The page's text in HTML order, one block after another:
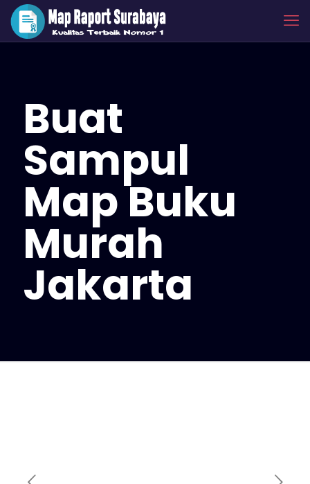
Buat
Sampul
Map Buku
Murah
Jakarta